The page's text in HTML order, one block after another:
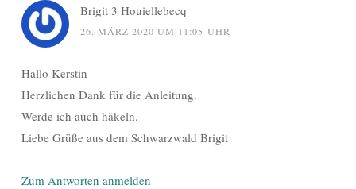
Brigit 3 Houiellebecq
26. MÄRZ 2020 UM 11:05 UHR
Hallo Kerstin
Herzlichen Dank für die Anleitung.
Werde ich auch häkeln.
Liebe Grüße aus dem Schwarzwald Brigit
Zum Antworten anmelden